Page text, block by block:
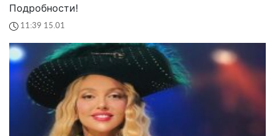
Подробности!
11:39 15.01